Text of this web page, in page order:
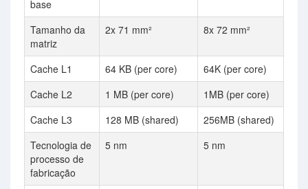
base
Tamanho da
matriz
2x 71 mm² 8x 72 mm²
Cache L1 64 KB (per core)
64K (per core)
Cache L2
1 MB (per core)
1MB (per core)
Cache L3
128 MB (shared)
256MB (shared)
Tecnologia de
processo de
fabricação
5 nm 5 nm